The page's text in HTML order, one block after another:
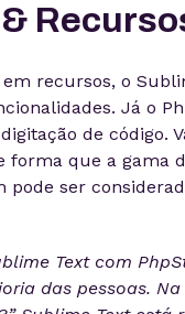
recursos, o
Já o
de código.
forma que a gama
pode ser
Text com
das pessoas.